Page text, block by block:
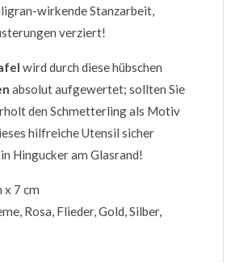
wirkende Stanzarbeit,
verziert!
wird durch diese hübschen
absolut aufgewertet; sollten Sie
den Schmetterling als Motiv
hilfreiche Utensil sicher
Hingucker am Glasrand!
x 7 cm
Rosa, Flieder, Gold, Silber,